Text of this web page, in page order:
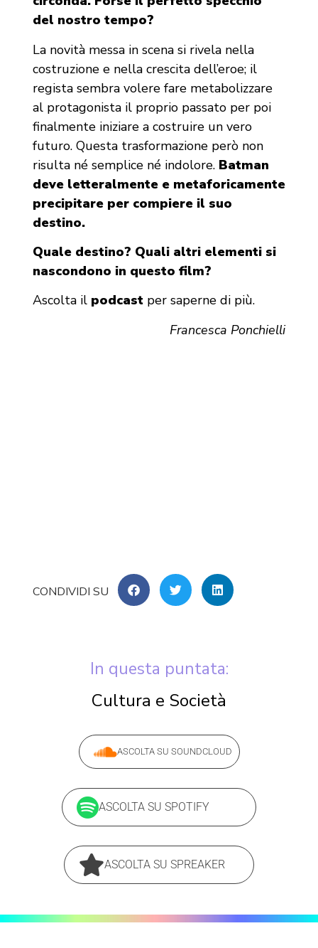
del nostro tempo?
La novità messa in scena si rivela nella
costruzione e nella crescita dell’eroe; il
regista sembra volere fare metabolizzare
al protagonista il proprio passato per poi
finalmente iniziare a costruire un vero
futuro. Questa trasformazione però non
risulta né semplice né indolore. Batman
deve letteralmente e metaforicamente
precipitare per compiere il suo
destino.
Quale destino? Quali altri elementi si
nascondono in questo film?
Ascolta il podcastper saperne di più.
Francesca Ponchielli
In questa puntata:
Cultura e Società
ASCOLTA SU SOUNDCLOUD
ASCOLTA SU SPOTIFY
ASCOLTA SU SPREAKER